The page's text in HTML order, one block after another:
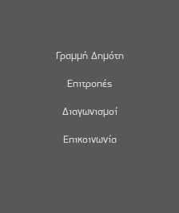
Γραμμή Δημότη
Επιτροπές
Διαγωνισμοί
Επικοινωνία